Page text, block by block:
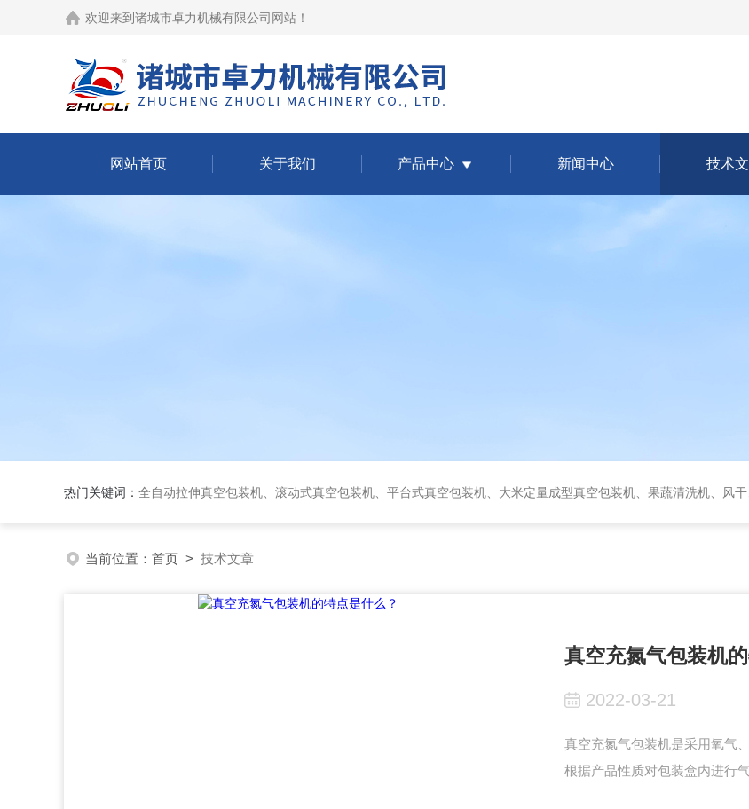
欢迎来到 诸城市卓力机械有限公司网站 ！
网站首页 关于我们 产品中心 新闻中心 技术
热门关键词： 全自动拉伸真空包装机、滚动式真空包装机、平台式真空包装机、大米定量成型真空包装机、果蔬清洗机、风干机、巴氏灭菌机、烘干机、输送台、夹层锅、杀菌锅等。
当前位置： 首页 > 技术文章
真空充氮气包装机
2022-03-21
真空充氮气包装机是采用氧气
根据产品性质对包装盒内进行